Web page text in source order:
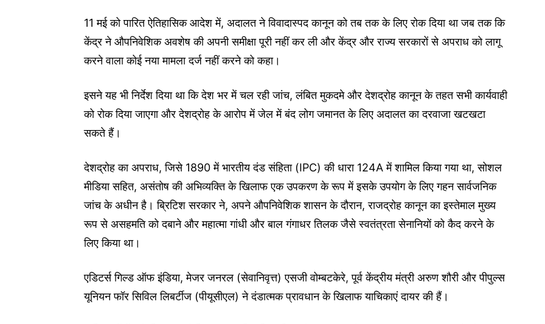
11 मई को पारित ऐतिहासिक आदेश में, अदालत ने विवादास्पद कानून को तब तक के लिए रोक दिया था जब तक कि
केंद्र ने औपनिवेशिक अवशेष की अपनी समीक्षा पूरी नहीं कर ली और केंद्र और राज्य सरकारों से अपराध को लागू
करने वाला कोई नया मामला दर्ज नहीं करने को कहा।
इसने यह भी निर्देश दिया था कि देश भर में चल रही जांच, लंबित मुकदमे और देशद्रोह कानून के तहत सभी कार्यवाही
को रोक दिया जाएगा और देशद्रोह के आरोप में जेल में बंद लोग जमानत के लिए अदालत का दरवाजा खटखटा
सकते हैं।
देशद्रोह का अपराध, जिसे 1890 में भारतीय दंड संहिता (IPC) की धारा 124A में शामिल किया गया था, सोशल
मीडिया सहित, असंतोष की अभिव्यक्ति के खिलाफ एक उपकरण के रूप में इसके उपयोग के लिए गहन सार्वजनिक
जांच के अधीन है। ब्रिटिश सरकार ने, अपने औपनिवेशिक शासन के दौरान, राजद्रोह कानून का इस्तेमाल मुख्य
रूप से असहमति को दबाने और महात्मा गांधी और बाल गंगाधर तिलक जैसे स्वतंत्रता सेनानियों को कैद करने के
लिए किया था।
एडिटर्स गिल्ड ऑफ इंडिया, मेजर जनरल (सेवानिवृत्त) एसजी वोम्बटकेरे, पूर्व केंद्रीय मंत्री अरुण शौरी और पीपुल्स
यूनियन फॉर सिविल लिबर्टीज (पीयूसीएल) ने दंडात्मक प्रावधान के खिलाफ याचिकाएं दायर की हैं।